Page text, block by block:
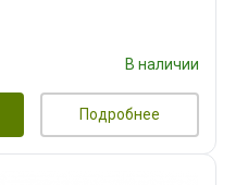
В наличии
Подробнее